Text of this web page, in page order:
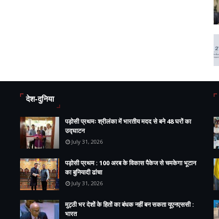
देश-दुनिया
पड़ोसी प्रथमः श्रीलंका में भारतीय मदद से बने 48 घरों का
उद्घाटन
July 31, 2026
पड़ोसी प्रथम : 100 अरब के विकास पैकेज से चमकेगा भूटान
का बुनियादी ढांचा
July 31, 2026
मुट्ठी भर देशों के हितों का बंधक नहीं बन सकता यूएनएससी :
भारत